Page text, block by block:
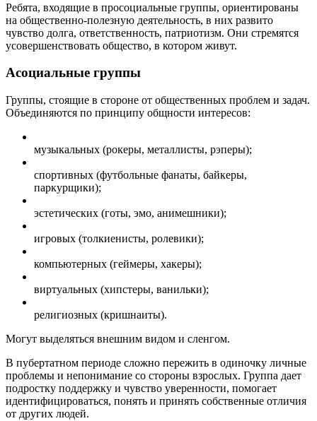
Ребята, входящие в просоциальные группы, ориентированы
на общественно-полезную деятельность, в них развито
чувство долга, ответственность, патриотизм. Они стремятся
усовершенствовать общество, в котором живут.
Асоциальные группы
Группы, стоящие в стороне от общественных проблем и задач.
Объединяются по принципу общности интересов:
музыкальных (рокеры, металлисты, рэперы);
спортивных (футбольные фанаты, байкеры,
паркурщики);
эстетических (готы, эмо, анимешники);
игровых (толкиенисты, ролевики);
компьютерных (геймеры, хакеры);
виртуальных (хипстеры, ванильки);
религиозных (кришнаиты).
Могут выделяться внешним видом и сленгом.
В пубертатном периоде сложно пережить в одиночку личные
проблемы и непонимание со стороны взрослых. Группа дает
подростку поддержку и чувство уверенности, помогает
идентифицироваться, понять и принять собственные отличия
от других людей.